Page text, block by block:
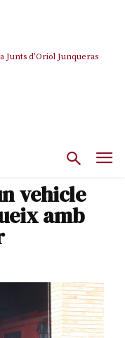
Junts d’Oriol Junqueras
vehicle
amb